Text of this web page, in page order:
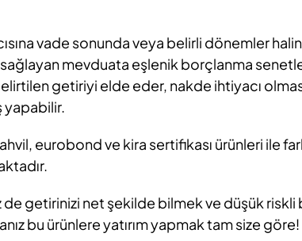
vade sonunda veya belirli dönemler
mevduata eşlenik borçlanma
getiriyi elde eder, nakde ihtiyacı
yapabilir.
eurobond ve kira sertifikası ürünleri ile
de getirinizi net şekilde bilmek ve düşük riskli
bu ürünlere yatırım yapmak tam size göre!